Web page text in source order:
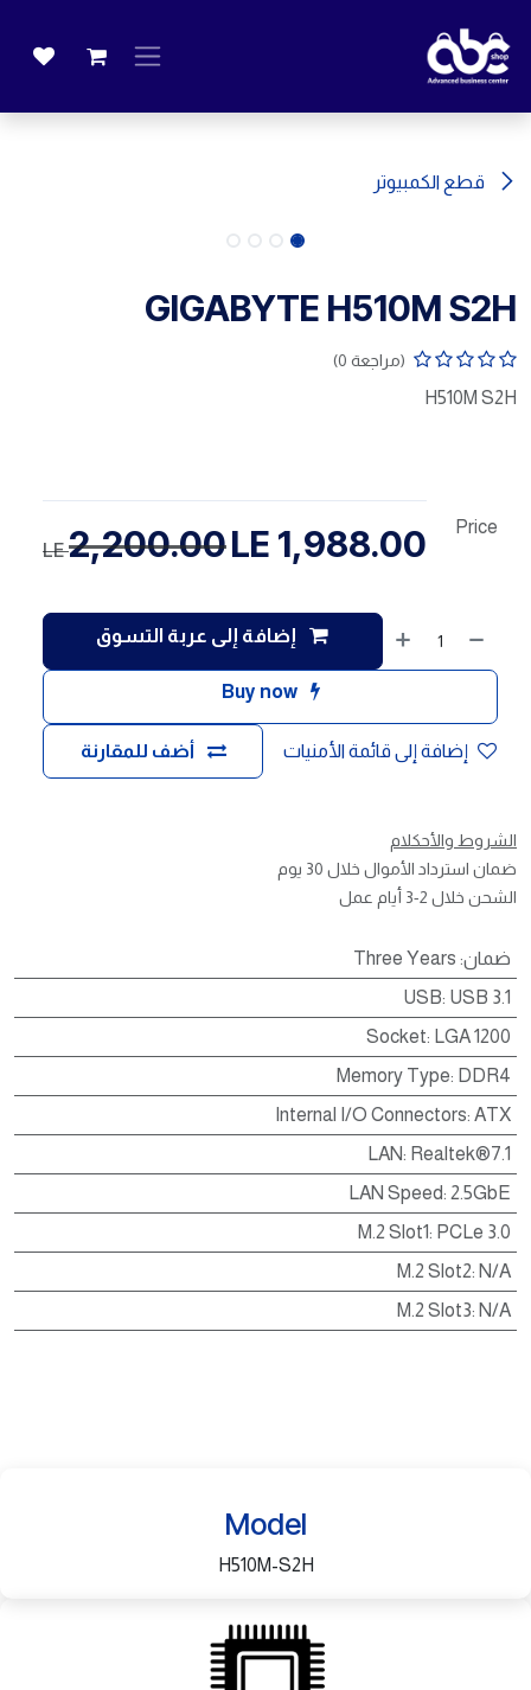
قطع الكمبيوتر
GIGABYTE H510M S2H
(مراجعة 0)
H510M S2H
إضافة إلى عربة التسوق
Buy now
أضف للمقارنة إضافة إلى قائمة الأمنيات
Price
1,988.00
2,200.00
LE
الشروط والأحكلام
ضمان استرداد الأموال خلال 30 يوم
الشحن خلال 2-3 أيام عمل
ضمان:
Three Years
USB: USB 3.1
Socket: LGA 1200
Memory Type: DDR4
Internal I/O Connectors:ATX
LAN: Realtek®7.1
LAN Speed: 2.5GbE
M.2 Slot1: PCLe 3.0
M.2 Slot2: N/A
M.2 Slot3: N/A
Model
H510M-S2H